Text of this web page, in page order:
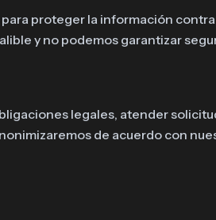
proteger la información
y no podemos garantizar
legales, atender
de acuerdo con